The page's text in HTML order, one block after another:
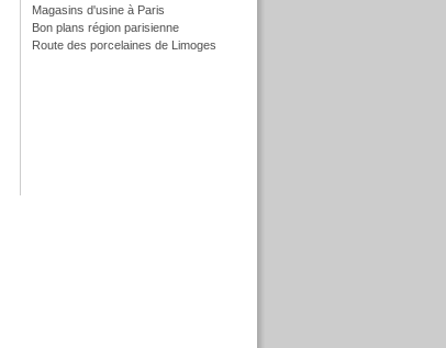
Magasins d'usine à Paris
Bon plans région parisienne
Route des porcelaines de Limoges